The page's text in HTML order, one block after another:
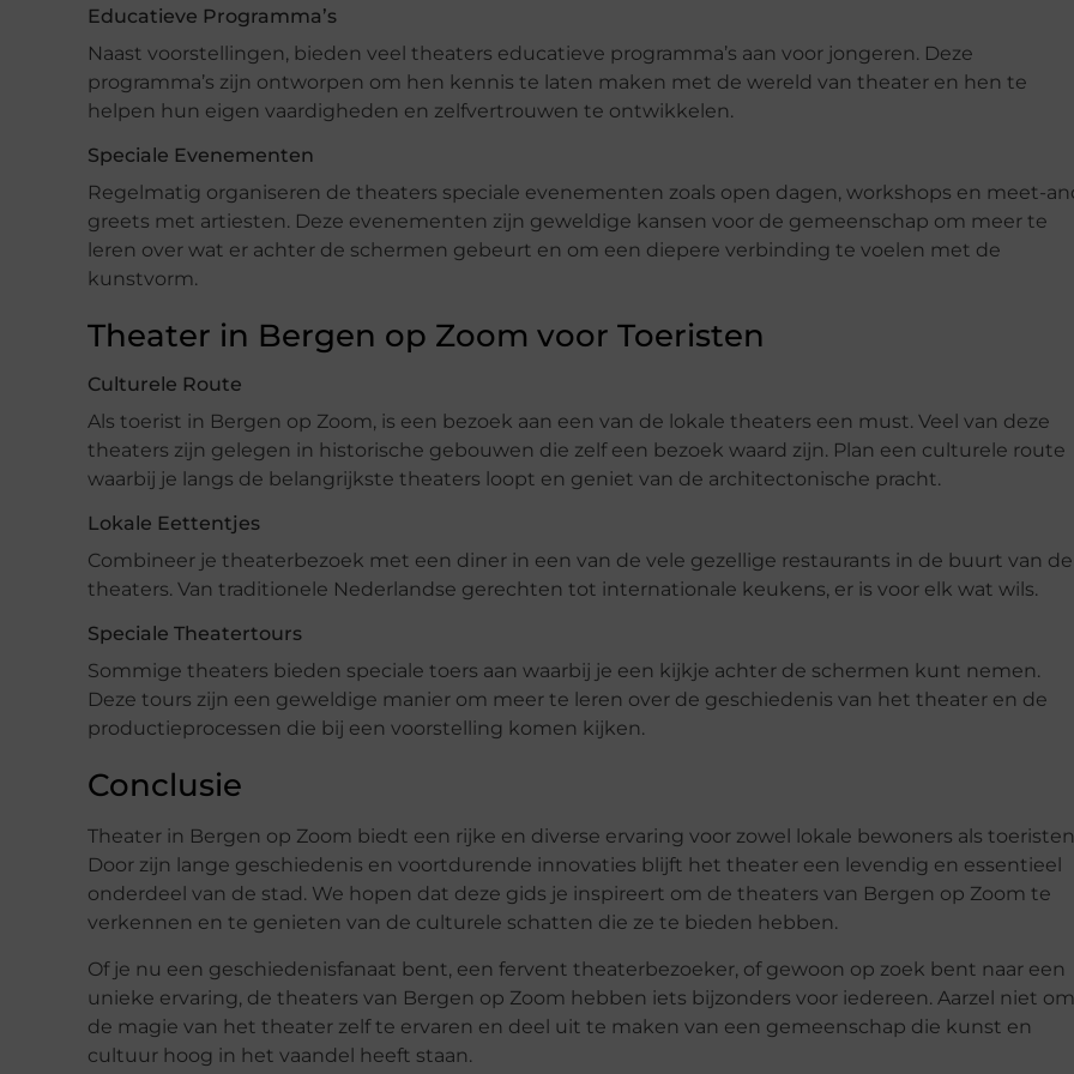
Educatieve Programma’s
Naast voorstellingen, bieden veel theaters educatieve programma’s aan voor jongeren. Deze
programma’s zijn ontworpen om hen kennis te laten maken met de wereld van theater en hen te
helpen hun eigen vaardigheden en zelfvertrouwen te ontwikkelen.
Speciale Evenementen
Regelmatig organiseren de theaters speciale evenementen zoals open dagen, workshops en meet-
greets met artiesten. Deze evenementen zijn geweldige kansen voor de gemeenschap om meer te
leren over wat er achter de schermen gebeurt en om een diepere verbinding te voelen met de
kunstvorm.
Theater in Bergen op Zoom voor Toeristen
Culturele Route
Als toerist in Bergen op Zoom, is een bezoek aan een van de lokale theaters een must. Veel van deze
theaters zijn gelegen in historische gebouwen die zelf een bezoek waard zijn. Plan een culturele route
waarbij je langs de belangrijkste theaters loopt en geniet van de architectonische pracht.
Lokale Eettentjes
Combineer je theaterbezoek met een diner in een van de vele gezellige restaurants in de buurt van de
theaters. Van traditionele Nederlandse gerechten tot internationale keukens, er is voor elk wat wils.
Speciale Theatertours
Sommige theaters bieden speciale toers aan waarbij je een kijkje achter de schermen kunt nemen.
Deze tours zijn een geweldige manier om meer te leren over de geschiedenis van het theater en de
productieprocessen die bij een voorstelling komen kijken.
Conclusie
Theater in Bergen op Zoom biedt een rijke en diverse ervaring voor zowel lokale bewoners als
Door zijn lange geschiedenis en voortdurende innovaties blijft het theater een levendig en essentieel
onderdeel van de stad. We hopen dat deze gids je inspireert om de theaters van Bergen op Zoom te
verkennen en te genieten van de culturele schatten die ze te bieden hebben.
Of je nu een geschiedenisfanaat bent, een fervent theaterbezoeker, of gewoon op zoek bent naar een
unieke ervaring, de theaters van Bergen op Zoom hebben iets bijzonders voor iedereen. Aarzel niet om
de magie van het theater zelf te ervaren en deel uit te maken van een gemeenschap die kunst en
cultuur hoog in het vaandel heeft staan.